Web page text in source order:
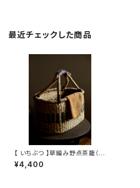
最近チェックした商品
【 いちぶつ 】草編み野点茶籠（ア
ルコールランプの風よけとしても
お使いいただけます）
¥4,400